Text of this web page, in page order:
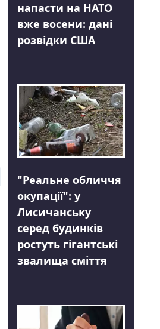
напасти на НАТО
вже восени: дані
розвідки США
"Реальне обличчя
окупації": у
Лисичанську
серед будинків
ростуть гігантські
звалища сміття